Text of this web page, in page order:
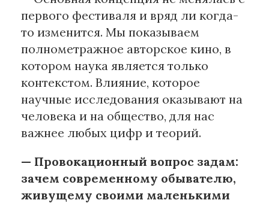
первого фестиваля и вряд ли когда-
то изменится. Мы показываем
полнометражное авторское кино, в
котором наука является только
контекстом. Влияние, которое
научные исследования оказывают на
человека и на общество, для нас
важнее любых цифр и теорий.
— Провокационный вопрос задам:
зачем современному обывателю,
живущему своими маленькими